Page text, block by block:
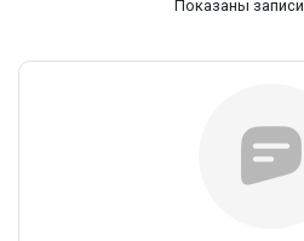
Показаны записи